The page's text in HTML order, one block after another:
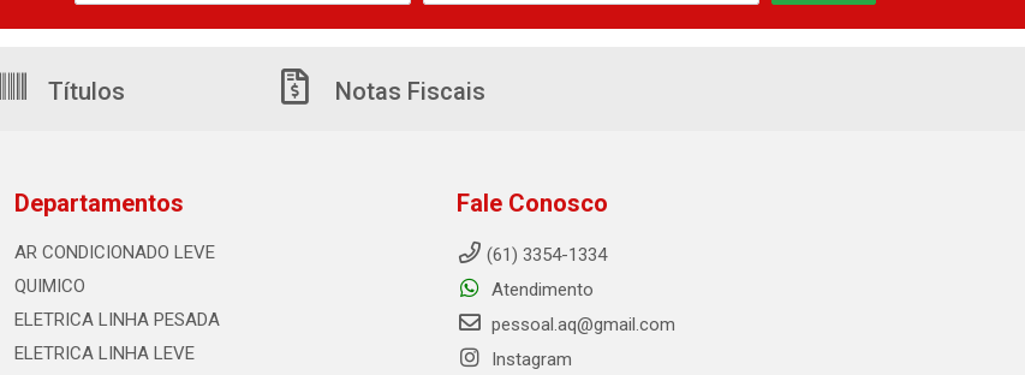
Títulos Notas Fiscais
Departamentos
AR CONDICIONADO LEVE
QUIMICO
ELETRICA LINHA PESADA
ELETRICA LINHA LEVE
Fale Conosco
(61) 3354-1334
Atendimento
pessoal.aq@gmail.com
Instagram